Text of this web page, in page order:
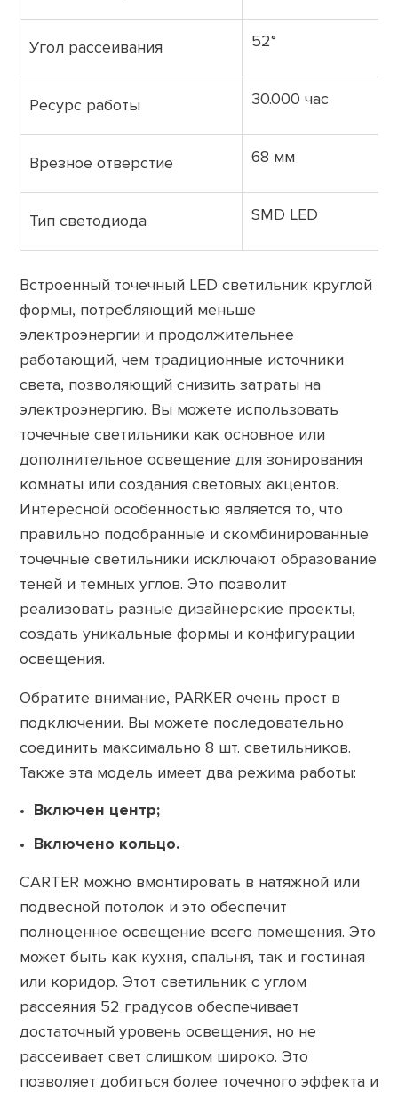
Угол рассеивания 52°
Ресурс работы 30.000 час
Врезное отверстие 68 мм
Тип светодиода SMD LED
Встроенный точечный LED светильник круглой
формы, потребляющий меньше
электроэнергии и продолжительнее
работающий, чем традиционные источники
света, позволяющий снизить затраты на
электроэнергию. Вы можете использовать
точечные светильники как основное или
дополнительное освещение для зонирования
комнаты или создания световых акцентов.
Интересной особенностью является то, что
правильно подобранные и скомбинированные
точечные светильники исключают образование
теней и темных углов. Это позволит
реализовать разные дизайнерские проекты,
создать уникальные формы и конфигурации
освещения.
Обратите внимание, PARKER очень прост в
подключении. Вы можете последовательно
соединить максимально 8 шт. светильников.
Также эта модель имеет два режима работы:
Включен центр;
Включено кольцо.
CARTER можно вмонтировать в натяжной или
подвесной потолок и это обеспечит
полноценное освещение всего помещения. Это
может быть как кухня, спальня, так и гостиная
или коридор. Этот светильник с углом
рассеяния 52 градусов обеспечивает
достаточный уровень освещения, но не
рассеивает свет слишком широко. Это
позволяет добиться более точечного эффекта и